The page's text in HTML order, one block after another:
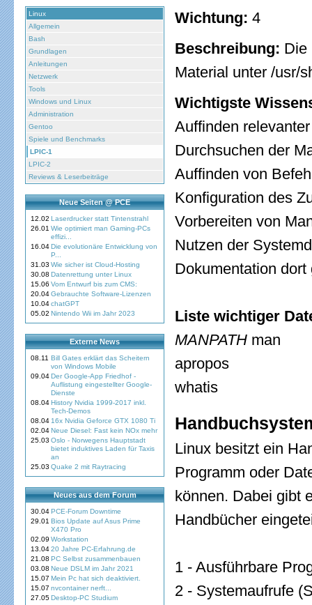
Linux
Allgemein
Bash
Grundlagen
Anleitungen
Netzwerk
Tools
Windows und Linux
Administration
Gentoo
Spiele und Benchmarks
LPIC-1
LPIC-2
Reviews & Leserbeiträge
Neue Seiten @ PCE
12.02 Laserdrucker statt Tintenstrahl
26.01 Wie optimiert man Gaming-PCs
effizi...
16.04Die evolutionäre Entwicklung von
P...
31.03 Wie sicher ist Cloud-Hosting
30.08 Datenrettung unter Linux
15.06 Vom Entwurf bis zum CMS:
20.04Gebrauchte Software-Lizenzen
10.04chatGPT
05.02 Nintendo Wii im Jahr 2023
Externe News
08.11 Bill Gates erklärt das Scheitern
von Windows Mobile
09.04Der Google-App Friedhof -
Auflistung eingestellter Google-
Dienste
08.04History Nvidia 1999-2017 inkl.
Tech-Demos
08.04 16x Nvidia Geforce GTX 1080 Ti
02.04Neue Diesel: Fast kein NOx mehr
25.03 Oslo - Norwegens Hauptstadt
bietet induktives Laden für Taxis
an
25.03 Quake 2 mit Raytracing
Neues aus dem Forum
30.04PCE-Forum Downtime
29.01 Bios Update auf Asus Prime
X470 Pro
02.09 Workstation
13.0420 Jahre PC-Erfahrung.de
21.08 PC Selbst zusammenbauen
03.08 Neue DSLM im Jahr 2021
15.07 Mein Pc hat sich deaktiviert.
15.07 nvcontainer nerft...
27.05Desktop-PC Studium
Wichtung: 4
Beschreibung: Die
Material unter /usr/
Wichtigste
Auffinden
Durchsuchen der
Auffinden von
Konfiguration des
Vorbereiten von
Nutzen der
Dokumentation
Liste wichtiger
MANPATH man
apropos
whatis
Linux besitzt ein
Programm oder
können. Dabei gibt
Handbücher
1 - Ausführbare
2 - Systemaufrufe